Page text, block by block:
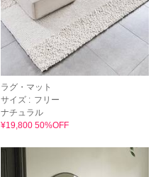
ラグ・マット
サイズ : フリー
ナチュラル
¥19,800 50%OFF